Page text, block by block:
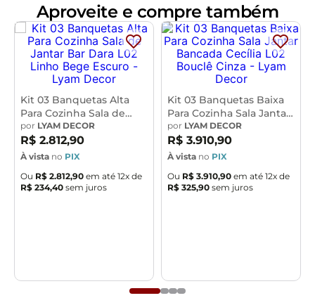
Dimensões do Produto (L x A x P)44 x 100 x 52 cm
Medidas Internas: Altura do chão ao assento:75 cm
Altura do chão ao apoio para pés: 29 cmAltura do
assento: 6 cm Largura do assento:34 cm Altura do
assento ao encosto:26 cm Altura do encosto:
11 cm
Largura do encosto:
encosto:6 cm
Características:
Encosto e assento estofados com espuma laminada.
Revestimento do encosto em Couríssimo na cor Camel
e assento revestido em Linho na cor Cinza, com
acabamento semi brilho.
Peso suportado de até 120 kg.
Produto entregue desmontado, acompanha manual de
Aproveite e compre também
Kit 03 Banquetas Alta
Para Cozinha Sala de
Jantar Bar Dara L02
Linho Bege Escuro -
Lyam Decor
por LYAM DECOR
R$ 2.812,90
À vista no PIX
Ou R$ 2.812,90 em até 12x de
R$ 234,40 sem juros
Kit 03 Banquetas Baixa
Para Cozinha Sala Jantar
Bancada Cecília L02
Bouclê Cinza - Lyam
Decor
por LYAM DECOR
R$ 3.910,90
À vista no PIX
Ou R$ 3.910,90 em até 12x de
R$ 325,90 sem juros